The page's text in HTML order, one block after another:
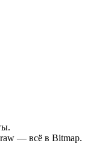
— всё в Bitmap.